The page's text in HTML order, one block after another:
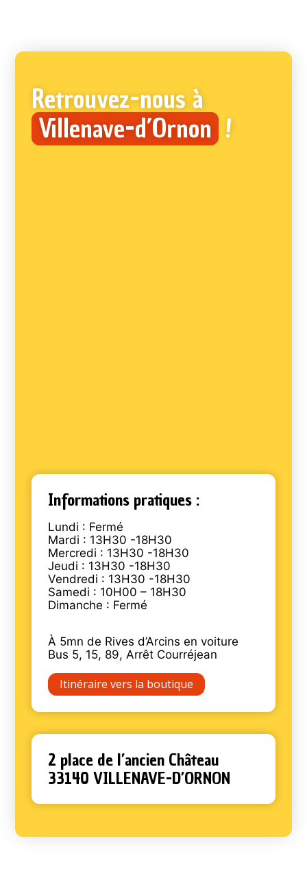
Retrouvez-nous à
Villenave-d’Ornon !
Informations pratiques :
Lundi : Fermé
Mardi : 13H30 -18H30
Mercredi : 13H30 -18H30
Jeudi : 13H30 -18H30
Vendredi : 13H30 -18H30
Samedi : 10H00 – 18H30
Dimanche : Fermé
À 5mn de Rives d’Arcins en voiture
Bus 5, 15, 89, Arrêt Courréjean
Itinéraire vers la boutique
2 place de l’ancien Château
33140 VILLENAVE-D’ORNON